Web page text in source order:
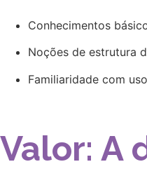
Conhecimentos
Noções de estrutura
Familiaridade com
Valor: A